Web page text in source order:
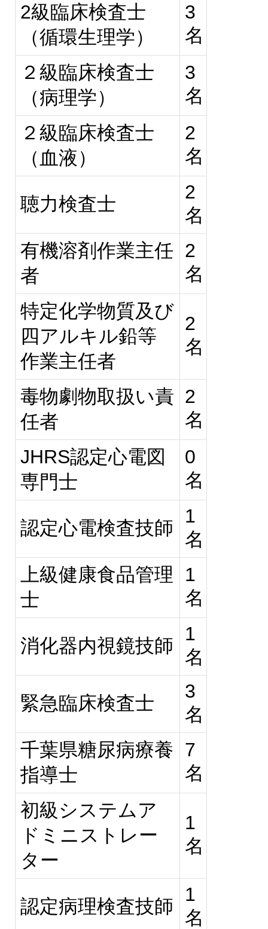
2級臨床検査士
（循環生理学）
3
名
２級臨床検査士
（病理学）
3
名
２級臨床検査士
（血液）
2
名
聴力検査士
2
名
有機溶剤作業主任
者
2
名
特定化学物質及び
四アルキル鉛等
作業主任者
2
名
毒物劇物取扱い責
任者
2
名
JHRS認定心電図
専門士
0
名
認定心電検査技師
1
名
上級健康食品管理
士
1
名
消化器内視鏡技師
1
名
緊急臨床検査士
3
名
千葉県糖尿病療養
指導士
7
名
初級システムア
ドミニストレー
ター
1
名
認定病理検査技師
1
名